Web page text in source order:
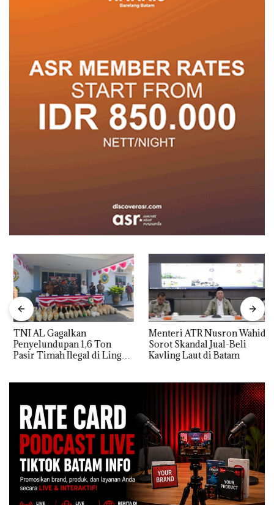
TNI AL Gagalkan
Penyelundupan 1,6 Ton
Pasir Timah Ilegal di Lingga,
Menteri ATR Nusron Wahid
Sorot Skandal Jual-Beli
Kavling Laut di Batam